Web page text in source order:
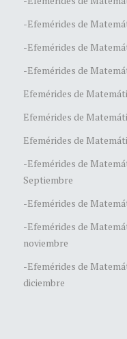
-Efemérides de
-Efemérides de
-Efemérides de
Efemérides de
Efemérides de
Efemérides de
-Efemérides de
Septiembre
-Efemérides de
-Efemérides de
noviembre
-Efemérides de
diciembre